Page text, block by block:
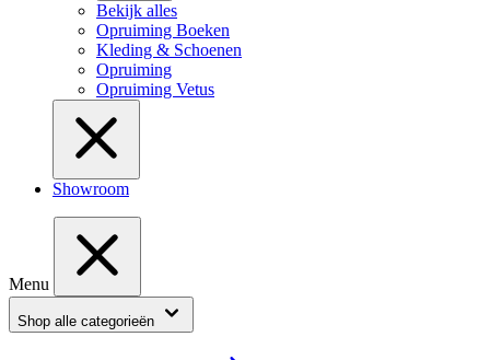
Bekijk alles
Opruiming Boeken
Kleding & Schoenen
Opruiming
Opruiming Vetus
Showroom
Menu
Shop alle categorieën